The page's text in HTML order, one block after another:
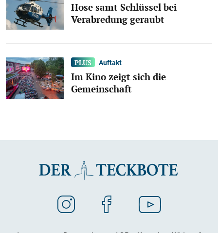
Hose samt Schlüssel bei
Verabredung geraubt
Auftakt
Im Kino zeigt sich die
Gemeinschaft